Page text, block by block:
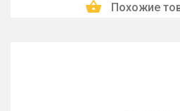
Похожие